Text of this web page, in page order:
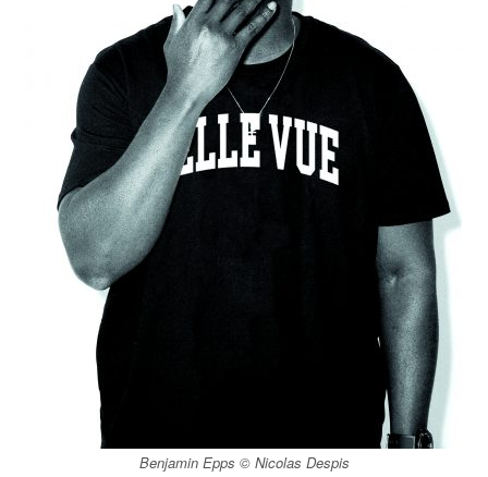
Benjamin Epps © Nicolas Despis